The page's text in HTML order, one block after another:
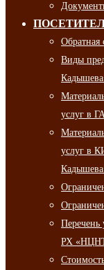
Обратная
Виды
услуг в
услуг в
Перечень
РХ